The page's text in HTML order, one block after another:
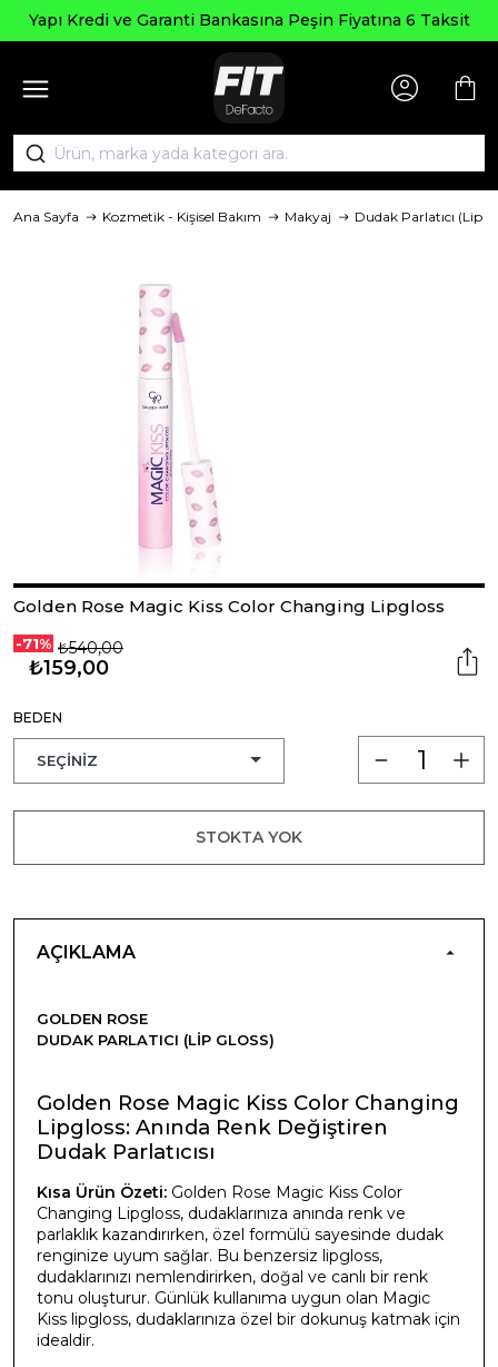
Kredi ve Garanti Bankasına Peşin Fiyatına 6 Taksit
Ana Sayfa Kozmetik - Kişisel Bakım Makyaj Dudak Parlatıcı (Lip
Golden Rose Magic Kiss Color Changing Lipgloss
-71% ₺540,00
₺159,00
BEDEN
STOKTA YOK
AÇIKLAMA
GOLDEN ROSE
DUDAK PARLATICI (LIP GLOSS)
Golden Rose Magic Kiss Color Changing
Lipgloss: Anında Renk Değiştiren
Dudak Parlatıcısı
Kısa Ürün Özeti: Golden Rose Magic Kiss Color
Changing Lipgloss, dudaklarınıza anında renk ve
parlaklık kazandırırken, özel formülü sayesinde dudak
renginize uyum sağlar. Bu benzersiz lipgloss,
dudaklarınızı nemlendirirken, doğal ve canlı bir renk
tonu oluşturur. Günlük kullanıma uygun olan Magic
Kiss lipgloss, dudaklarınıza özel bir dokunuş katmak için
idealdir.